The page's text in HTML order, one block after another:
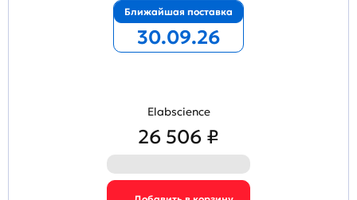
Ближайшая поставка
30.09.26
Elabscience
26 506 ₽